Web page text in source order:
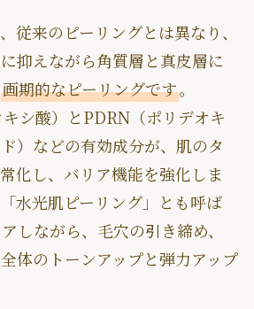
従来のピーリングとは異なり、
抑えながら角質層と真皮層に
画期的なピーリングです。
シ酸）とPDRN（ポリデオキ
）などの有効成分が、肌のタ
化し、バリア機能を強化しま
水光肌ピーリング」とも呼ば
しながら、毛穴の引き締め、
体のトーンアップと弾力アップ